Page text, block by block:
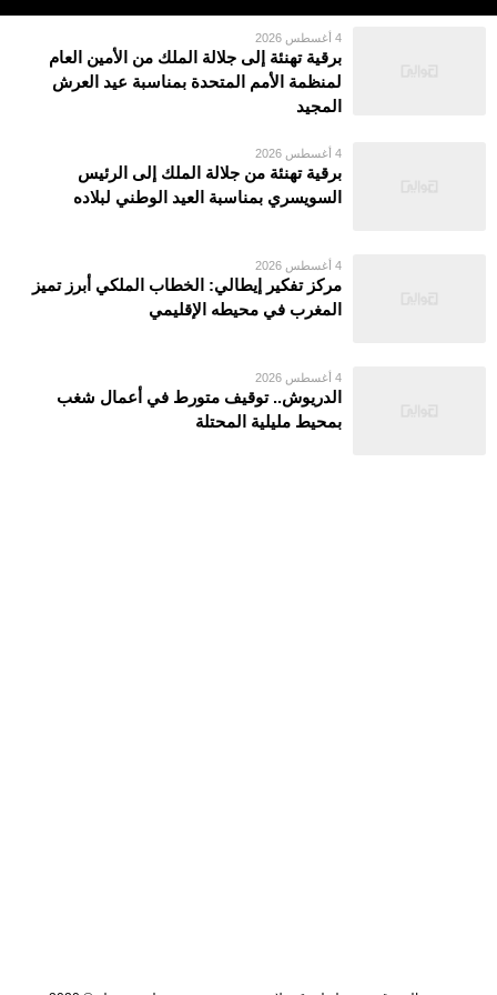
4 أغسطس 2026
برقية تهنئة إلى جلالة الملك من الأمين العام
لمنظمة الأمم المتحدة بمناسبة عيد العرش
المجيد
4 أغسطس 2026
برقية تهنئة من جلالة الملك إلى الرئيس
السويسري بمناسبة العيد الوطني لبلاده
4 أغسطس 2026
مركز تفكير إيطالي: الخطاب الملكي أبرز تميز
المغرب في محيطه الإقليمي
4 أغسطس 2026
الدريوش.. توقيف متورط في أعمال شغب
بمحيط مليلية المحتلة